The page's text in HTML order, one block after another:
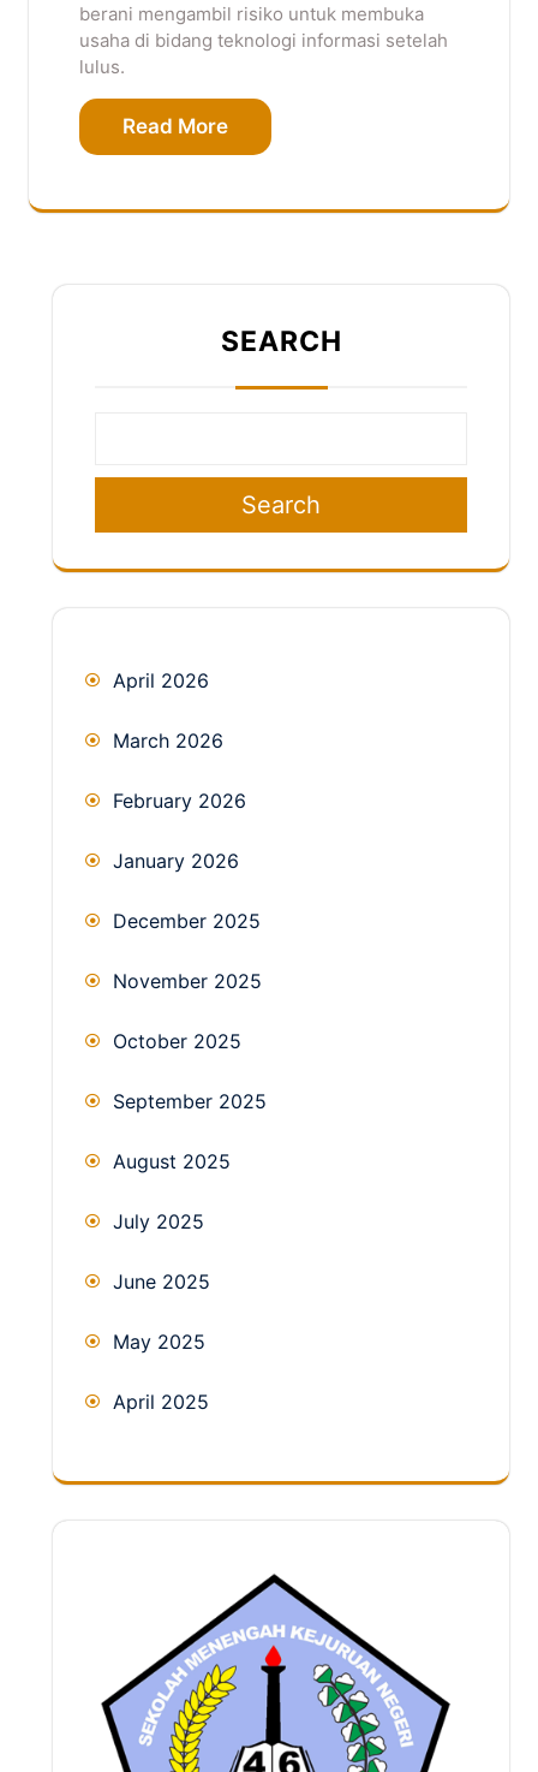
berani mengambil risiko untuk membuka
usaha di bidang teknologi informasi setelah
lulus.
Read More
SEARCH
Search
April 2026
March 2026
February 2026
January 2026
December 2025
November 2025
October 2025
September 2025
August 2025
July 2025
June 2025
May 2025
April 2025